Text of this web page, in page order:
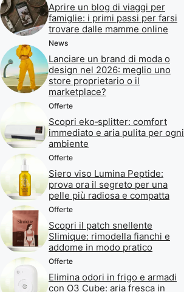
Aprire un blog di viaggi per
famiglie: i primi passi per farsi
trovare dalle mamme online
News
Lanciare un brand di moda o
design nel 2026: meglio uno
store proprietario o il
marketplace?
Offerte
Scopri eko‑splitter: comfort
immediato e aria pulita per ogni
ambiente
Offerte
Siero viso Lumina Peptide:
prova ora il segreto per una
pelle più radiosa e compatta
Offerte
Scopri il patch snellente
Slimique: rimodella fianchi e
addome in modo pratico
Offerte
Elimina odori in frigo e armadi
con O3 Cube: aria fresca in